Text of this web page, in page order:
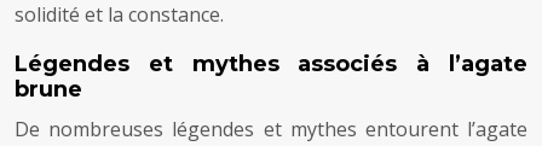
solidité et la constance.
Légendes et mythes associés à l’agate
brune
De nombreuses légendes et mythes entourent l’agate